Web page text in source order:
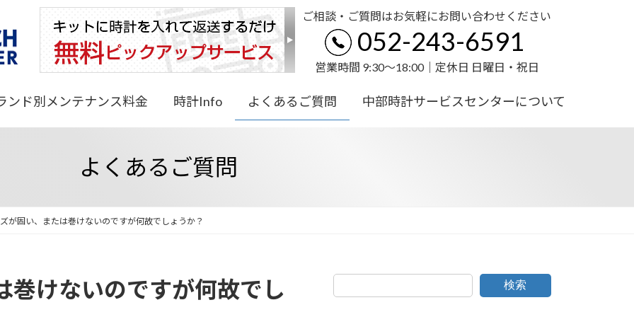
ご相談・ご質問はお気軽にお問い合わせください
052-243-6591
営業時間 9:30〜18:00｜定休日 日曜日・祝日
ンド別メンテナンス料金 時計Info よくあるご質問 中部時計サービスセンターについて
よくあるご質問
が固い、または巻けないのですが何故でしょうか？
検索
巻けないのですが何故でし